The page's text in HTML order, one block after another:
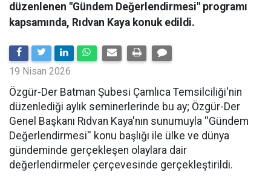
düzenlenen "Gündem Değerlendirmesi" programı
kapsamında, Rıdvan Kaya konuk edildi.
19 Nisan 2026
​Özgür-Der Batman Şubesi Çamlıca Temsilciliği'nin
düzenlediği aylık seminerlerinde bu ay; Özgür-Der
Genel Başkanı Rıdvan Kaya'nın sunumuyla ''Gündem
Değerlendirmesi'' konu başlığı ile ülke ve dünya
gündeminde gerçekleşen olaylara dair
değerlendirmeler çerçevesinde gerçekleştirildi.